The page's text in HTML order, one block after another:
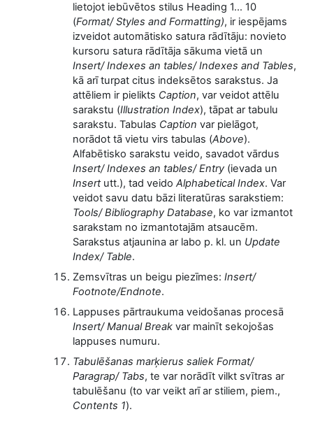
lietojot iebūvētos stilus Heading 1... 10
(Format/ Styles and Formatting), ir iespējams
izveidot automātisko satura rādītāju: novieto
kursoru satura rādītāja sākuma vietā un
Insert/ Indexes an tables/ Indexes and Tables,
kā arī turpat citus indeksētos sarakstus. Ja
attēliem ir pielikts Caption, var veidot attēlu
sarakstu (Illustration Index), tāpat ar tabulu
sarakstu. Tabulas Caption var pielāgot,
norādot tā vietu virs tabulas (Above).
Alfabētisko sarakstu veido, savadot vārdus
Insert/ Indexes an tables/ Entry (ievada un
Insertutt.), tad veido Alphabetical Index. Var
veidot savu datu bāzi literatūras sarakstiem:
Tools/ Bibliography Database, ko var izmantot
sarakstam no izmantotajām atsaucēm.
Sarakstus atjaunina ar labo p. kl. un Update
Index/ Table.
Zemsvītras un beigu piezīmes: Insert/
Footnote/Endnote.
Lappuses pārtraukuma veidošanas procesā
Insert/ Manual Break var mainīt sekojošas
lappuses numuru.
Tabulēšanas marķierus saliek Format/
Paragrap/ Tabs, te var norādīt vilkt svītras ar
tabulēšanu (to var veikt arī ar stiliem, piem.,
Contents 1).